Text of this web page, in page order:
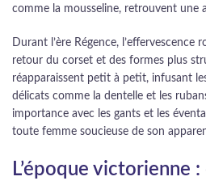
comme la mousseline, retrouvent une
Durant l’ère Régence,
retour du corset et des formes plus
réapparaissent petit à petit, infusant
délicats comme la dentelle et les
importance avec les gants et les
toute femme soucieuse de son
L’époque victorienne